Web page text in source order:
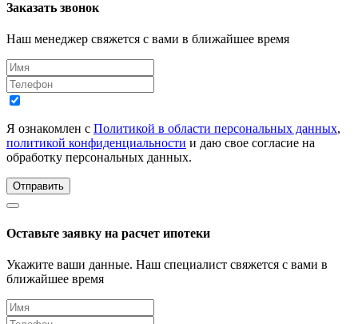
Заказать звонок
Наш менеджер свяжется с вами в ближайшее время
Я ознакомлен с Политикой в области персональных данных,
политикой конфиденциальности и даю свое согласие на
обработку персональных данных.
Отправить
Оставьте заявку на расчет ипотеки
Укажите ваши данные. Наш специалист свяжется с вами в
ближайшее время